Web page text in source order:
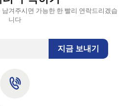
겨주시면 가능한 한 빨리 연락드리겠습
니다
지금 보내기